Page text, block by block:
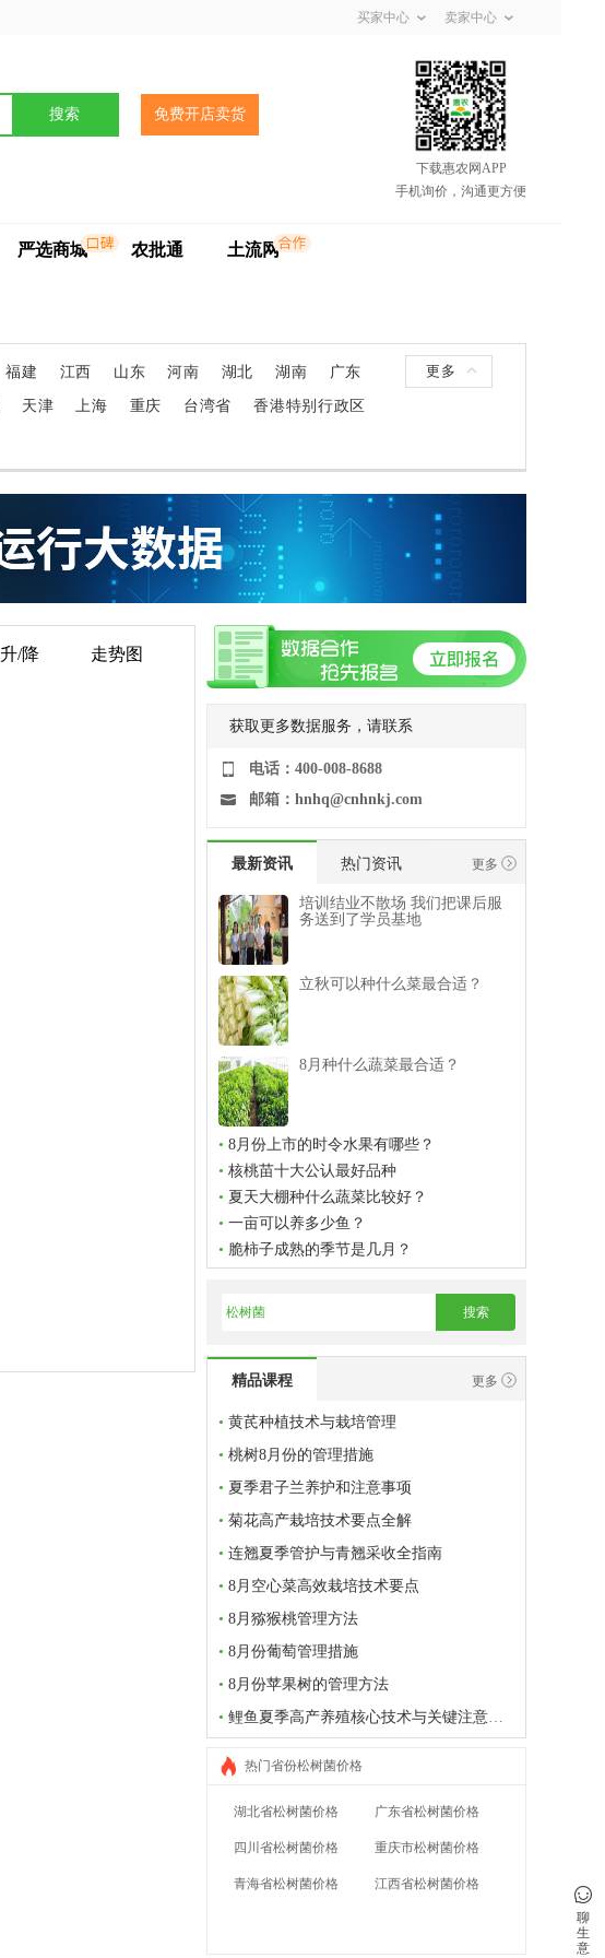
买家中心 卖家中心
搜索 免费开店卖货
下载惠农网APP
手机询价，沟通更方便
严选商城 农批通 土流网
福建 江西 山东 河南 湖北 湖南 广东
天津 上海 重庆 台湾省 香港特别行政区
更多
升/降 走势图
获取更多数据服务，请联系
电话：400-008-8688
邮箱：hnhq@cnhnkj.com
最新资讯 热门资讯 更多
培训结业不散场 我们把课后服
务送到了学员基地
立秋可以种什么菜最合适？
8月种什么蔬菜最合适？
• 8月份上市的时令水果有哪些？
• 核桃苗十大公认最好品种
• 夏天大棚种什么蔬菜比较好？
• 一亩可以养多少鱼？
• 脆柿子成熟的季节是几月？
搜索
精品课程 更多
• 黄芪种植技术与栽培管理
• 桃树8月份的管理措施
• 夏季君子兰养护和注意事项
• 菊花高产栽培技术要点全解
• 连翘夏季管护与青翘采收全指南
• 8月空心菜高效栽培技术要点
• 8月猕猴桃管理方法
• 8月份葡萄管理措施
• 8月份苹果树的管理方法
• 鲤鱼夏季高产养殖核心技术与关键注意事项
热门省份松树菌价格
湖北省松树菌价格 广东省松树菌价格
四川省松树菌价格 重庆市松树菌价格
青海省松树菌价格 江西省松树菌价格
聊
生
意